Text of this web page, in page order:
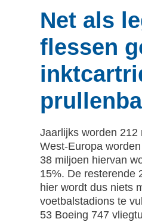
Net als
flessen
Jaarlijks worden 212
West-Europa
38 miljoen hiervan
15%. De resterende
hier wordt dus niets
voetbalstadions te
53 Boeing 747